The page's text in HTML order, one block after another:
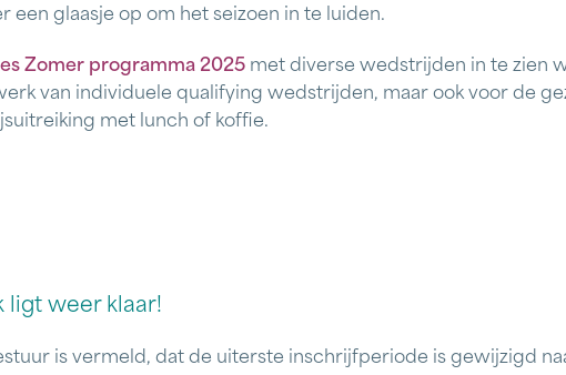
een glaasje op om het seizoen in te luiden.
Zomer programma 2025 met diverse wedstrijden in te zien
van individuele qualifying wedstrijden, maar ook voor de
met lunch of koffie.
ligt weer klaar!
is vermeld, dat de uiterste inschrijfperiode is gewijzigd